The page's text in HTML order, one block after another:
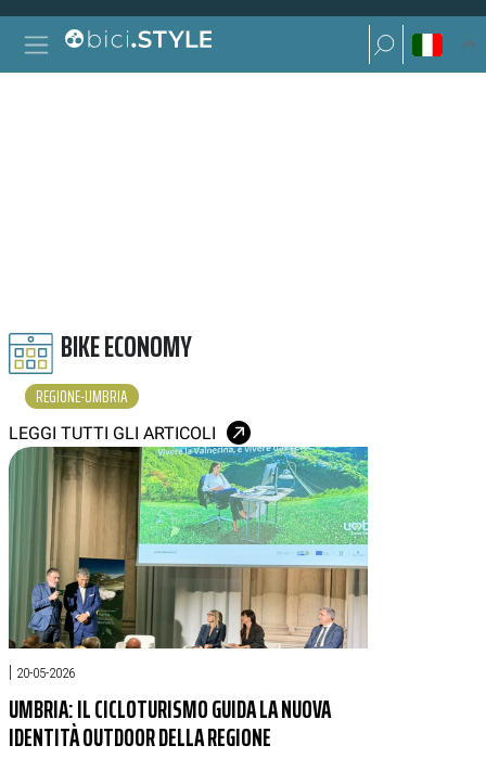
Vai al contenuto
Navigazione principale
Ricerca per:
Ricerca per:
BIKE ECONOMY
REGIONE-UMBRIA
LEGGI TUTTI GLI ARTICOLI
| 20-05-2026
UMBRIA: IL CICLOTURISMO GUIDA LA NUOVA
IDENTITÀ OUTDOOR DELLA REGIONE